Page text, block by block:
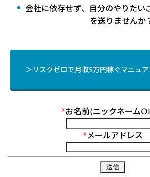
会社に依存せず、自分のやりたい
を送りませんか
＞リスクゼロで月収5万円稼ぐマニュ
*お名前(ニックネーム
*メールアドレス